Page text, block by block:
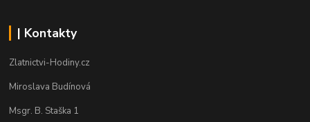
| Kontakty
Zlatnictvi-Hodiny.cz
Miroslava Budínová
Msgr. B. Staška 1